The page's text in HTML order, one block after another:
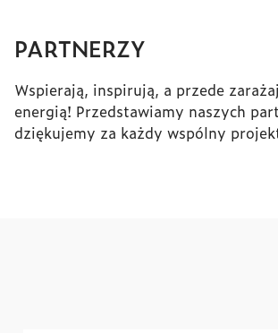
PARTNERZY
Wspierają, inspirują, a przede
energią! Przedstawiamy naszych
dziękujemy za każdy wspólny